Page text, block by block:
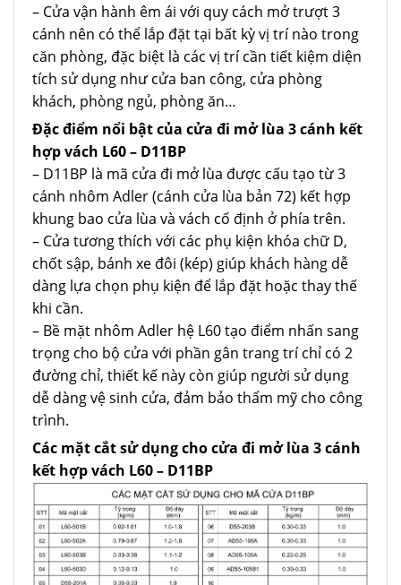
– Cửa vận hành êm ái với quy cách mở trượt 3
cánh nên có thể lắp đặt tại bất kỳ vị trí nào trong
căn phòng, đặc biệt là các vị trí cần tiết kiệm diện
tích sử dụng như cửa ban công, cửa phòng
khách, phòng ngủ, phòng ăn…
Đặc điểm nổi bật của cửa đi mở lùa 3 cánh kết
hợp vách L60 – D11BP
– D11BP là mã cửa đi mở lùa được cấu tạo từ 3
cánh nhôm Adler (cánh cửa lùa bản 72) kết hợp
khung bao cửa lùa và vách cố định ở phía trên.
– Cửa tương thích với các phụ kiện khóa chữ D,
chốt sập, bánh xe đôi (kép) giúp khách hàng dễ
dàng lựa chọn phụ kiện để lắp đặt hoặc thay thế
khi cần.
– Bề mặt nhôm Adler hệ L60 tạo điểm nhấn sang
trọng cho bộ cửa với phần gân trang trí chỉ có 2
đường chỉ, thiết kế này còn giúp người sử dụng
dễ dàng vệ sinh cửa, đảm bảo thẩm mỹ cho công
trình.
Các mặt cắt sử dụng chocửa đi mở lùa 3 cánh
kết hợp vách L60 – D11BP